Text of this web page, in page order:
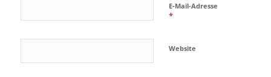
E-Mail-Adresse
*
Website